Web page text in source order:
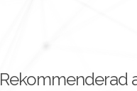
Rekommenderad